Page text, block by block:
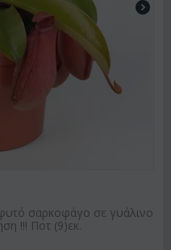
σαρκοφάγο σε γυάλινο
!!! Ποτ (9)εκ.